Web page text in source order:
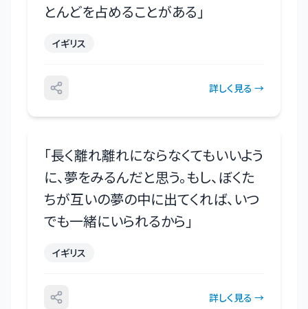
とんどを占めることがある 」
イギリス
詳しく見る →
「長く離れ離れにならなくてもいいよう
に、夢をみるんだと思う。もし、ぼくた
ちが互いの夢の中に出てくれば、いつ
でも一緒にいられるから 」
イギリス
詳しく見る →